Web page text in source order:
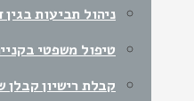
ניהול תביעות
טיפול משפטי
קבלת רישיון